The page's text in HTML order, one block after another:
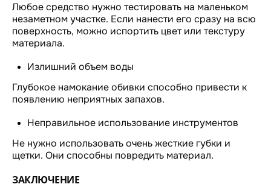
Любое средство нужно тестировать на маленьком
незаметном участке. Если нанести его сразу на всю
поверхность, можно испортить цвет или текстуру
материала.
Излишний объем воды
Глубокое намокание обивки способно привести к
появлению неприятных запахов.
Неправильное использование инструментов
Не нужно использовать очень жесткие губки и
щетки. Они способны повредить материал.
ЗАКЛЮЧЕНИЕ